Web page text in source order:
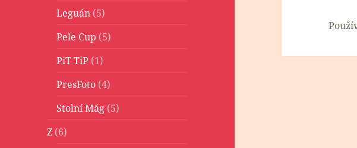
Leguán (5)
Pele Cup (5)
PiT TiP (1)
PresFoto (4)
Stolní Mág (5)
Z (6)